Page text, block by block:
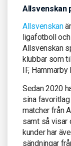
Allsvenskan
Allsvenskan
ligafotboll
Allsvenskan
klubbar som
IF,
Sedan 2020
sina
matcher från
samt så visar
kunder har
sändningar